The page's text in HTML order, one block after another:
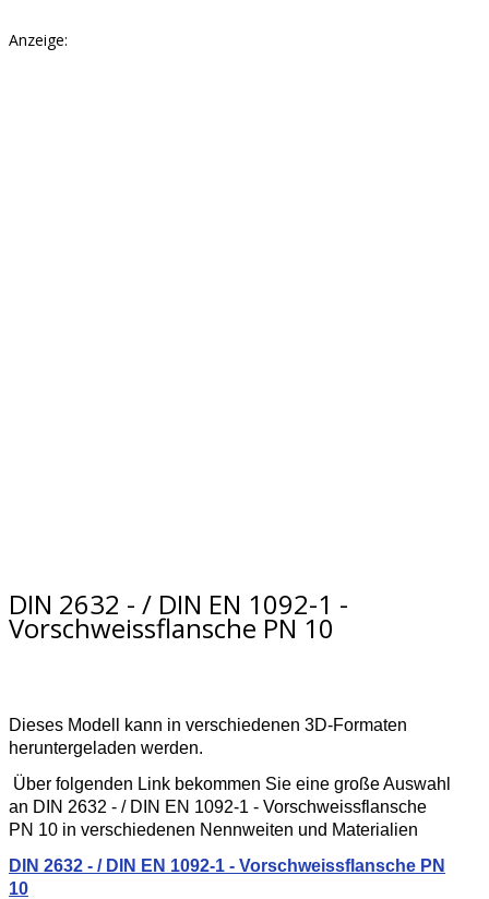
Anzeige:
DIN 2632 - / DIN EN 1092-1 -
Vorschweissflansche PN 10
Dieses Modell kann in verschiedenen 3D-Formaten
heruntergeladen werden.
Über folgenden Link bekommen Sie eine große Auswahl
an DIN 2632 - / DIN EN 1092-1 - Vorschweissflansche
PN 10 in verschiedenen Nennweiten und Materialien
DIN 2632 - / DIN EN 1092-1 - Vorschweissflansche PN
10